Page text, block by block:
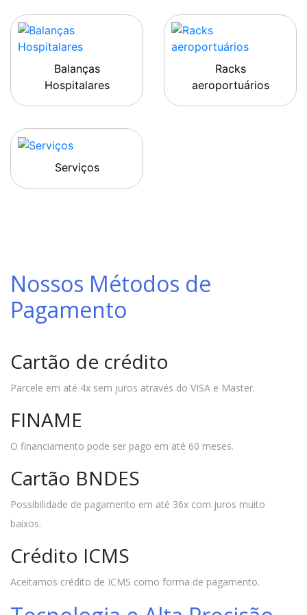
Balanças
Hospitalares
Racks
aeroportuários
Serviços
Nossos Métodos de
Pagamento
Cartão de crédito
Parcele em até 4x sem juros através do VISA e Master.
FINAME
O financiamento pode ser pago em até 60 meses.
Cartão BNDES
Possibilidade de pagamento em até 36x com juros muito
baixos.
Crédito ICMS
Aceitamos crédito de ICMS como forma de pagamento.